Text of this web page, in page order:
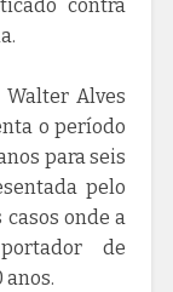
contra
Alves
o período
para seis
pelo
onde a
de